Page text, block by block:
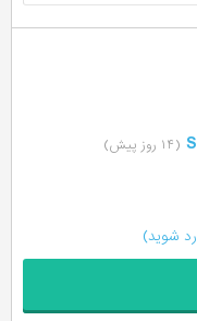
(۱۴ روز پیش)
شوید)